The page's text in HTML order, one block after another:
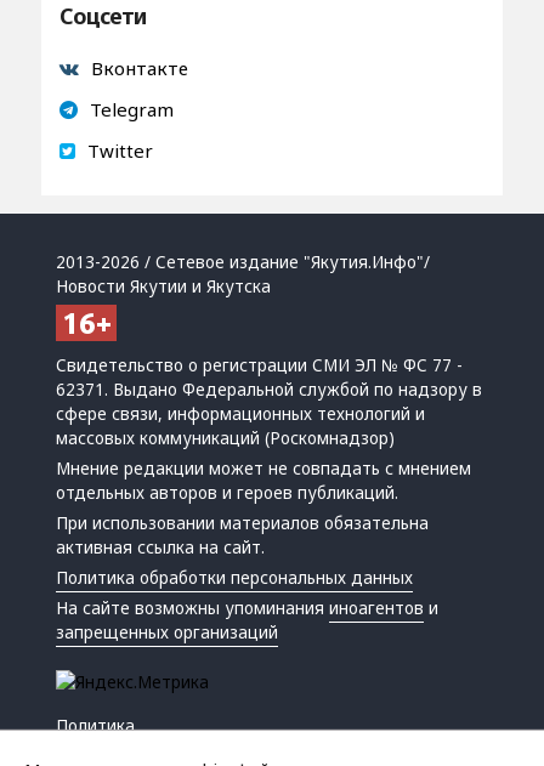
Соцсети
Вконтакте
Telegram
Twitter
2013-2026 / Сетевое издание "Якутия.Инфо"/
Новости Якутии и Якутска
Свидетельство о регистрации СМИ ЭЛ № ФС 77 -
62371. Выдано Федеральной службой по надзору в
сфере связи, информационных технологий и
массовых коммуникаций (Роскомнадзор)
Мнение редакции может не совпадать с мнением
отдельных авторов и героев публикаций.
При использовании материалов обязательна
активная ссылка на сайт.
Политика обработки персональных данных
На сайте возможны упоминанияиноагентов и
запрещенных организаций
Политика